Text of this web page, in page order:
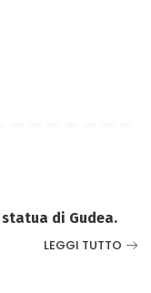
di Gudea.
LEGGI TUTTO